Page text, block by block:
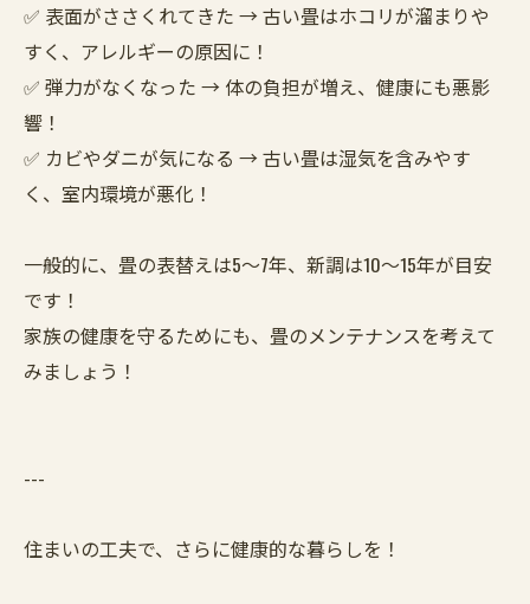
✅ 表面がささくれてきた → 古い畳はホコリが溜まりや
すく、アレルギーの原因に！
✅ 弾力がなくなった → 体の負担が増え、健康にも悪影
響！
✅ カビやダニが気になる → 古い畳は湿気を含みやす
く、室内環境が悪化！
一般的に、畳の表替えは5〜7年、新調は10〜15年が目安
です！
家族の健康を守るためにも、畳のメンテナンスを考えて
みましょう！
---
住まいの工夫で、さらに健康的な暮らしを！